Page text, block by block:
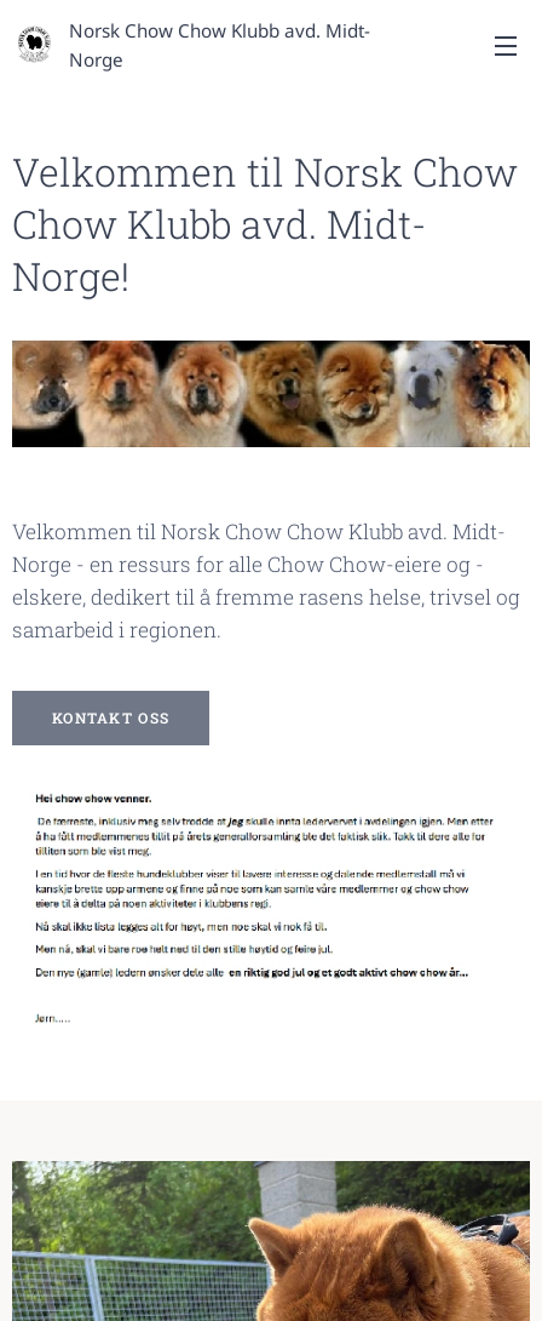
Norsk Chow Chow Klubb avd. Midt-
Norge
Velkommen til Norsk Chow
Chow Klubb avd. Midt-
Norge!
Velkommen til Norsk Chow Chow Klubb avd. Midt-
Norge - en ressurs for alle Chow Chow-eiere og -
elskere, dedikert til å fremme rasens helse, trivsel og
samarbeid i regionen.
KONTAKT OSS